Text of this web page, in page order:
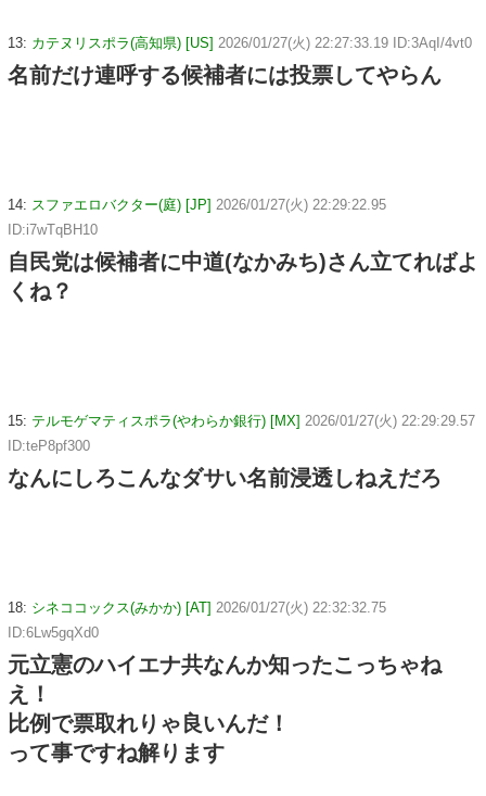
13: カテヌリスポラ(高知県) [US] 2026/01/27(火) 22:27:33.19 ID:3AqI/4vt0
名前だけ連呼する候補者には投票してやらん
14: スファエロバクター(庭) [JP] 2026/01/27(火) 22:29:22.95
ID:i7wTqBH10
自民党は候補者に中道(なかみち)さん立てればよ
くね？
15: テルモゲマティスポラ(やわらか銀行) [MX] 2026/01/27(火) 22:29:29.57
ID:teP8pf300
なんにしろこんなダサい名前浸透しねえだろ
18: シネココックス(みかか) [AT] 2026/01/27(火) 22:32:32.75
ID:6Lw5gqXd0
元立憲のハイエナ共なんか知ったこっちゃね
え！
比例で票取れりゃ良いんだ！
って事ですね解ります